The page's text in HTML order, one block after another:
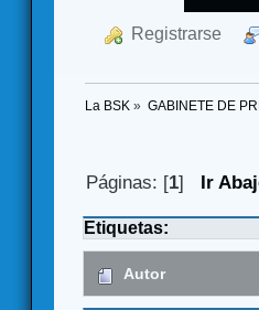
Registrarse
La BSK » GABINETE DE
Páginas: [1] Ir
Etiquetas:
Autor